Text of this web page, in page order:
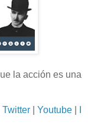
la acción es una
Twitter Youtube